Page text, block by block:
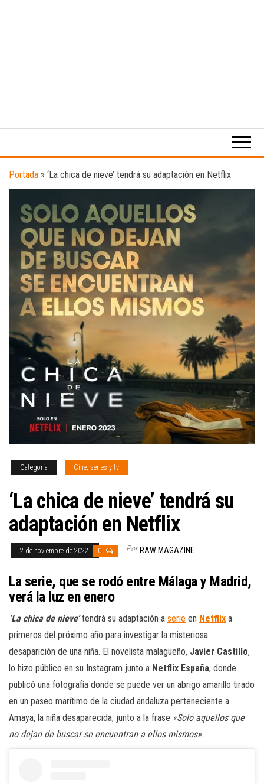
digital
el
música.
Portada » ‘La chica de nieve’ tendrá su adaptación en Netflix
Categoría Cine, series y tv
‘La chica de nieve’ tendrá su
adaptación en Netflix
2 de noviembre de 2022 0 Por RAW MAGAZINE
La serie, que se rodó entre Málaga y Madrid,
verá la luz en enero
‘La chica de nieve’tendrá su adaptación a serie en Netflix a
primeros del próximo año para investigar la misteriosa
desaparición de una niña. El novelista malagueño, Javier Castillo,
lo hizo público en su Instagram junto a Netflix España, donde
publicó una fotografía donde se puede ver un abrigo amarillo tirado
en un paseo marítimo de la ciudad andaluza perteneciente a
Amaya, la niña desaparecida, junto a la frase «Solo aquellos que
no dejan de buscar se encuentran a ellos mismos».